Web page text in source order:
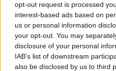
opt-out request is processed
interest-based ads based on
us or personal information
your opt-out. You may
disclosure of your personal
IAB’s list of downstream
also be disclosed by us to third
Importante:cada
un máximo dedos
solicitudes quedarán